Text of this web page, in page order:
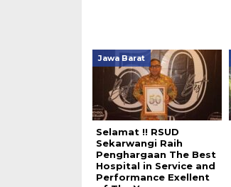
Jawa Barat
Selamat !! RSUD
Sekarwangi Raih
Penghargaan The Best
Hospital in Service and
Performance Exellent